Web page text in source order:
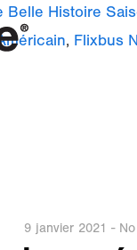
Belle Histoire
, Flixbus
9 janvier 2021 -